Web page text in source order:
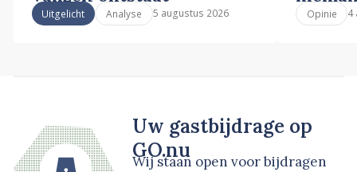
Uitgelicht Analyse 5 augustus 2026 Opinie 4
Uw gastbijdrage op
GO.nu
Wij staan open voor bijdragen